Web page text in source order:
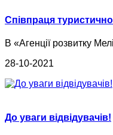
Співпраця
В «Агенції розвитку
28-10-2021
До уваги відвідувачів!